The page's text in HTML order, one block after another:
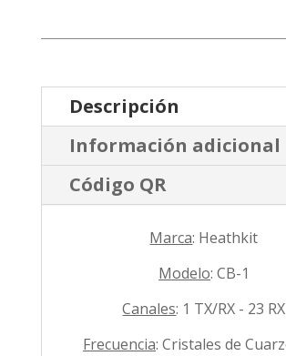
Descripción
Información adicional
Código QR
Marca: Heathkit
Modelo: CB-1
Canales: 1 TX/RX - 23 RX
Frecuencia: Cristales de